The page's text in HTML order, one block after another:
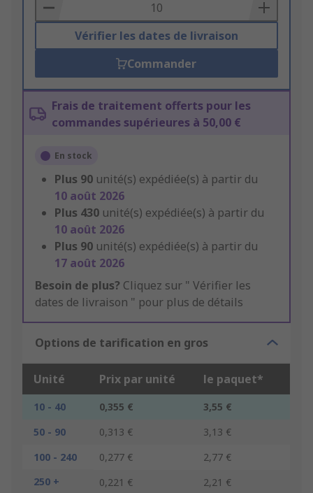
Basket
Vérifier les dates de livraison
Commander
Frais de traitement offerts pour les
commandes supérieures à 50,00 €
En stock
Plus 90 unité(s) expédiée(s) à partir du
10 août 2026
Plus 430 unité(s) expédiée(s) à partir du
10 août 2026
Plus 90 unité(s) expédiée(s) à partir du
17 août 2026
Besoin de plus? Cliquez sur " Vérifier les
dates de livraison " pour plus de détails
Options de tarification en gros
Unité Prix par unité le paquet*
10 - 40 0,355 €
3,55 €
50 - 90
0,313 €
3,13 €
100 - 240
0,277 €
2,77 €
250 +
0,221 € 2,21 €